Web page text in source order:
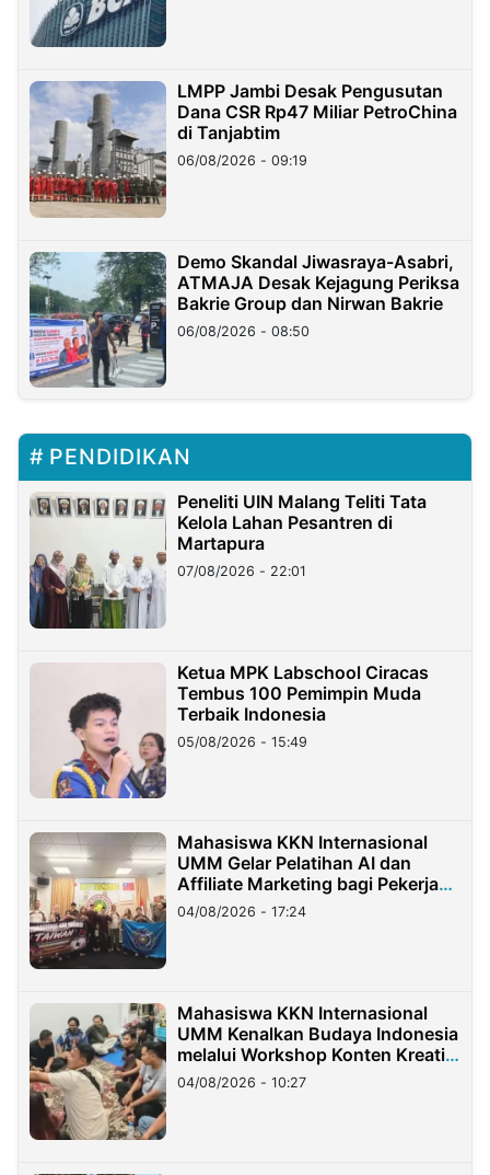
LMPP Jambi Desak Pengusutan
Dana CSR Rp47 Miliar PetroChina
di Tanjabtim
06/08/2026 - 09:19
Demo Skandal Jiwasraya-Asabri,
ATMAJA Desak Kejagung Periksa
Bakrie Group dan Nirwan Bakrie
06/08/2026 - 08:50
PENDIDIKAN
Peneliti UIN Malang Teliti Tata
Kelola Lahan Pesantren di
Martapura
07/08/2026 - 22:01
Ketua MPK Labschool Ciracas
Tembus 100 Pemimpin Muda
Terbaik Indonesia
05/08/2026 - 15:49
Mahasiswa KKN Internasional
UMM Gelar Pelatihan AI dan
Affiliate Marketing bagi Pekerja
Migran Indonesia di Taiwan
04/08/2026 - 17:24
Mahasiswa KKN Internasional
UMM Kenalkan Budaya Indonesia
melalui Workshop Konten Kreatif
di Taiwan
04/08/2026 - 10:27